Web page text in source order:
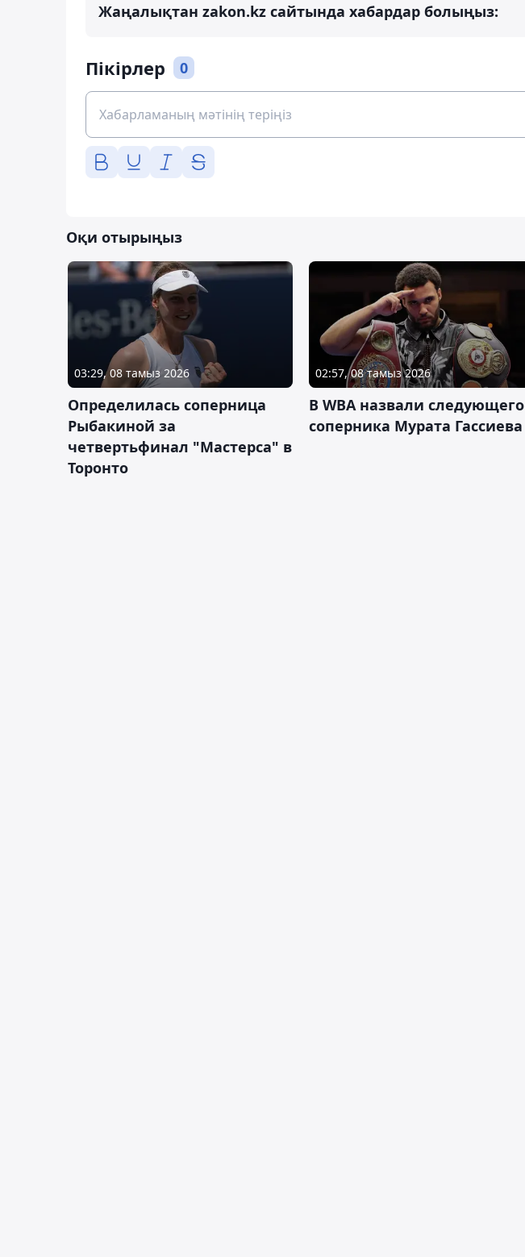
Жаңалықтан zakon.kz сайтында хабардар болыңыз:
Пікірлер 0
Оқи отырыңыз
03:29, 08 тамыз 2026
Определилась соперница
Рыбакиной за
четвертьфинал "Мастерса" в
Торонто
02:57, 08 тамыз 2026
В WBA назвали следующего
соперника Мурата Гассиева